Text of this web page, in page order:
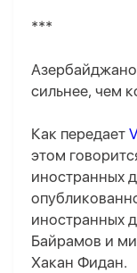
***
сильнее, чем
Как передает
этом
иностранных
иностранных
Байрамов и
Хакан Фидан.